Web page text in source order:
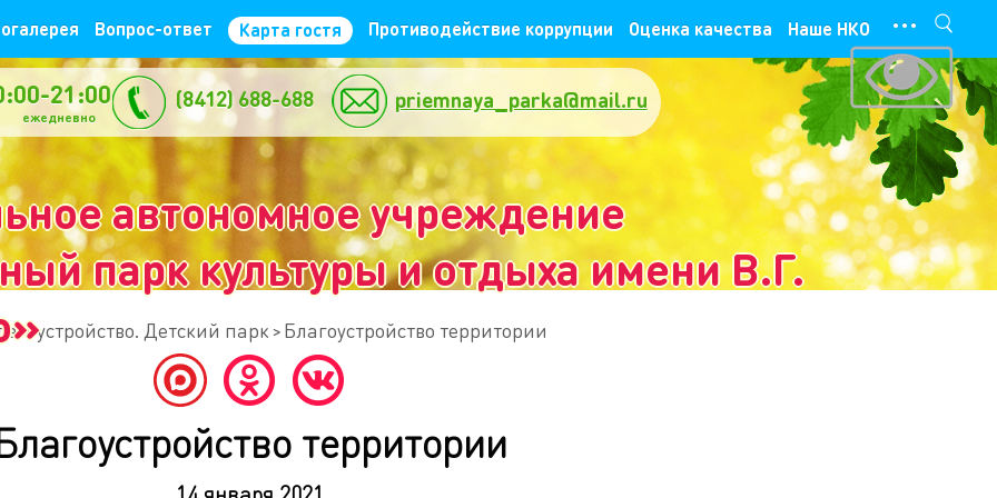
Вопрос-ответ Карта гостя Противодействие коррупции Оценка качества Наше НКО ···
автономное учреждение
парк культуры и отдыха имени В.Г.
21:00 (8412) 688-688 priemnaya_parka@mail.ru
Детский парк Благоустройство территории
территории